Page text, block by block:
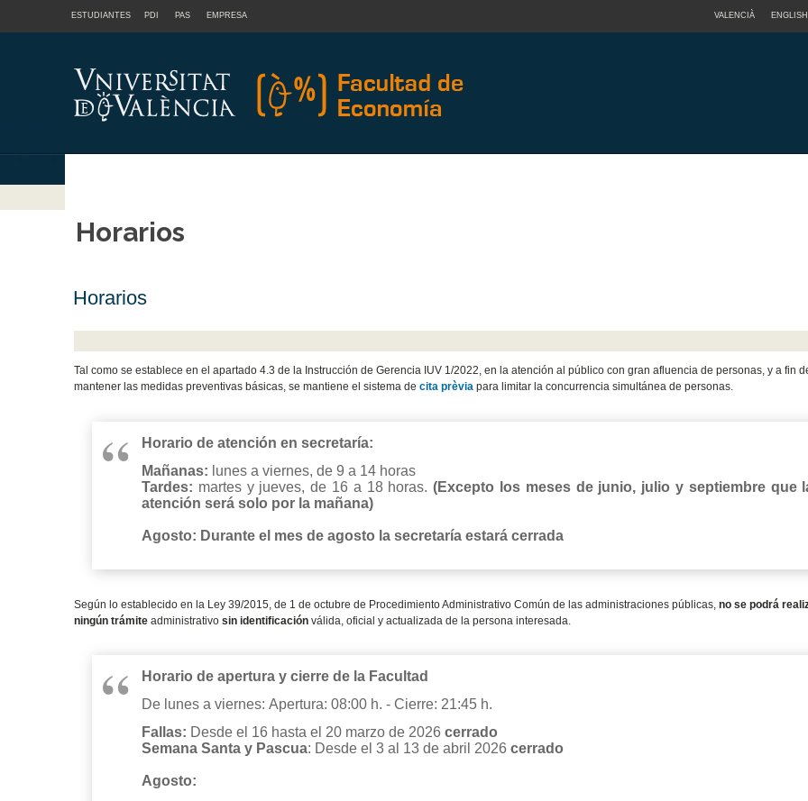
ESTUDIANTES PDI PAS EMPRESA VALENCIÀ ENGLISH
Horarios
Horarios
Tal como se establece en el apartado 4.3 de la Instrucción de Gerencia IUV 1/2022, en la atención al público con gran afluencia de personas, y a fin
mantener las medidas preventivas básicas, se mantiene el sistema decita prèvia para limitar la concurrencia simultánea de personas.
Horario de atención en secretaría:
Mañanas: lunes a viernes, de 9 a 14 horas
Tardes: martes y jueves, de 16 a 18 horas.(Excepto los meses de junio, julio y septiembre que
atención será solo por la mañana)
Agosto: Durante el mes de agosto la secretaría estará cerrada
Según lo establecido en la Ley 39/2015, de 1 de octubre de Procedimiento Administrativo Común de las administraciones públicas,no se podrá
ningún trámite administrativosin identificación válida, oficial y actualizada de la persona interesada.
Horario de apertura y cierre de la Facultad
De lunes a viernes: Apertura: 08:00 h. - Cierre: 21:45 h.
Fallas: Desde el 16 hasta el 20 marzo de 2026cerrado
Semana Santa y Pascua: Desde el 3 al 13 de abril 2026cerrado
Agosto: